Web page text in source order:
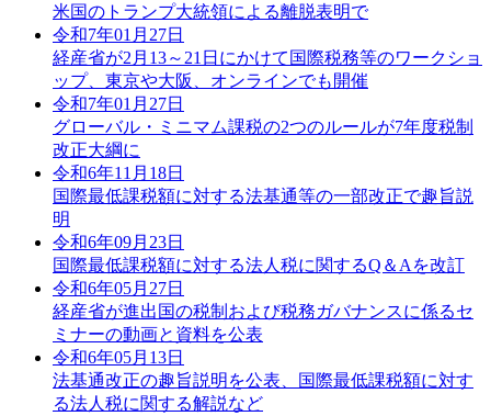
米国のトランプ大統領による離脱表明で
令和7年01月27日
経産省が2月13～21日にかけて国際税務等のワークショ
ップ、東京や大阪、オンラインでも開催
令和7年01月27日
グローバル・ミニマム課税の2つのルールが7年度税制
改正大綱に
令和6年11月18日
国際最低課税額に対する法基通等の一部改正で趣旨説
明
令和6年09月23日
国際最低課税額に対する法人税に関するQ＆Aを改訂
令和6年05月27日
経産省が進出国の税制および税務ガバナンスに係るセ
ミナーの動画と資料を公表
令和6年05月13日
法基通改正の趣旨説明を公表、国際最低課税額に対す
る法人税に関する解説など